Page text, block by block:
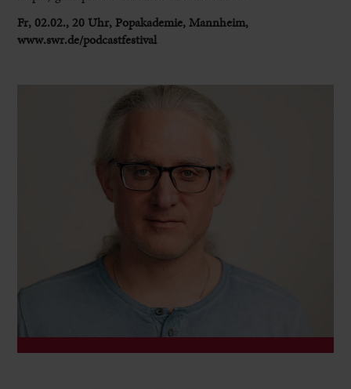
Fr, 02.02., 20 Uhr, Popakademie, Mannheim,
www.swr.de/podcastfestival